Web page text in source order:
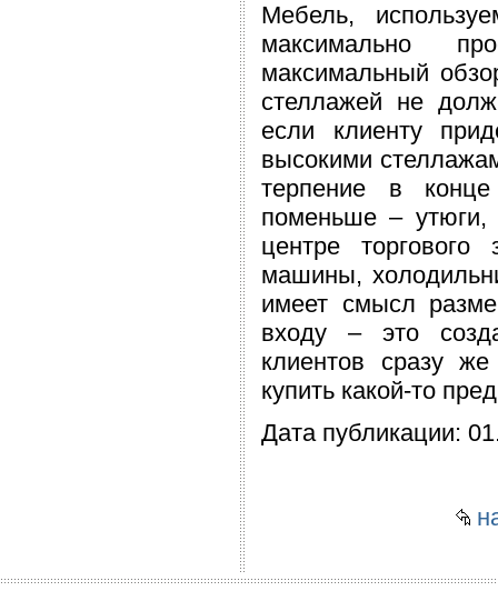
Мебель,
максимально
максимальный
стеллажей не
если клиенту
высокими
терпение в
поменьше – утюги,
центре
машины,
имеет смысл
входу – это
клиентов сразу же
купить какой-то
Дата публикации: